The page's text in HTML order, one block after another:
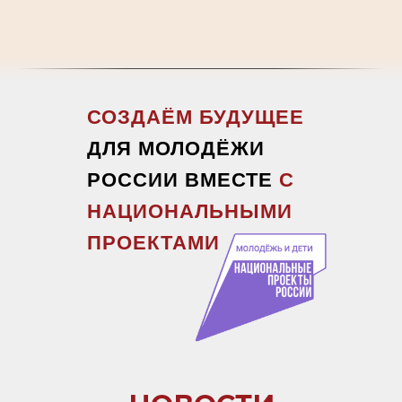
СОЗДАЁМ БУДУЩЕЕ
ДЛЯ МОЛОДЁЖИ
РОССИИ ВМЕСТЕ С
НАЦИОНАЛЬНЫМИ
ПРОЕКТАМИ